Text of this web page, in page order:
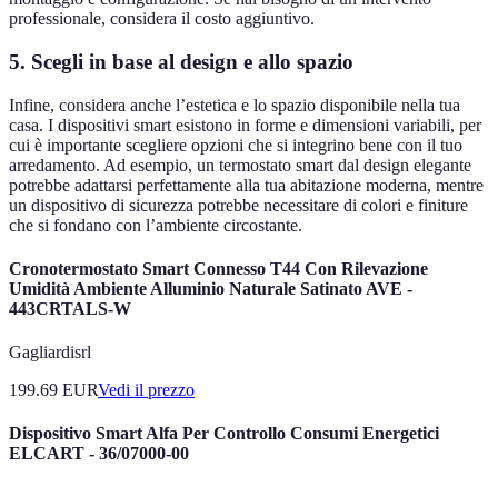
professionale, considera il costo aggiuntivo.
5. Scegli in base al design e allo spazio
Infine, considera anche l’estetica e lo spazio disponibile nella tua
casa. I dispositivi smart esistono in forme e dimensioni variabili, per
cui è importante scegliere opzioni che si integrino bene con il tuo
arredamento. Ad esempio, un termostato smart dal design elegante
potrebbe adattarsi perfettamente alla tua abitazione moderna, mentre
un dispositivo di sicurezza potrebbe necessitare di colori e finiture
che si fondano con l’ambiente circostante.
Cronotermostato Smart Connesso T44 Con Rilevazione
Umidità Ambiente Alluminio Naturale Satinato AVE -
443CRTALS-W
Gagliardisrl
199.69 EURVedi il prezzo
Dispositivo Smart Alfa Per Controllo Consumi Energetici
ELCART - 36/07000-00